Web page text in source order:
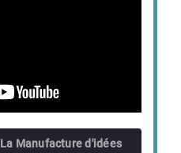
La Manufacture d'idées